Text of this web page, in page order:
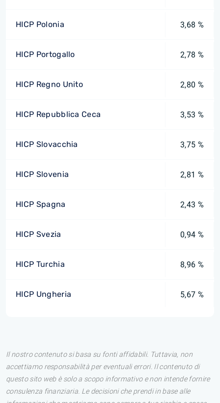
HICP Polonia 3,68 %
HICP Portogallo 2,78 %
HICP Regno Unito 2,80 %
HICP Repubblica Ceca 3,53 %
HICP Slovacchia 3,75 %
HICP Slovenia 2,81 %
HICP Spagna 2,43 %
HICP Svezia 0,94 %
HICP Turchia 8,96 %
HICP Ungheria 5,67 %
Il nostro contenuto si basa su fonti affidabili. Tuttavia, non
accettiamo responsabilità per eventuali errori. Il contenuto di
questo sito web è solo a scopo informativo e non intende fornire
consulenza finanziaria. Le decisioni che prendi in base alle